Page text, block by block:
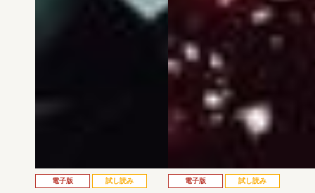
電子版 試し読み 電子版 試し読み